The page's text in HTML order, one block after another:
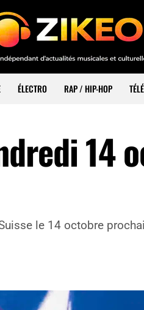
ÉLECTRO RAP / HIP-HOP
14
le 14 octobre